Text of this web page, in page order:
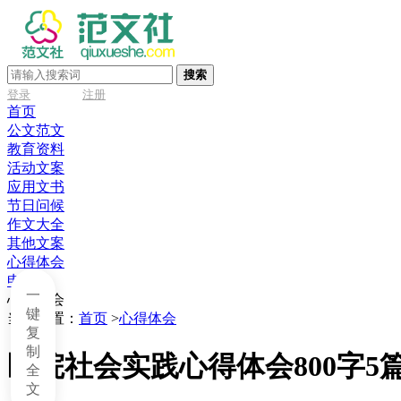
搜索
登录
注册
首页
公文范文
教育资料
活动文案
应用文书
节日问候
作文大全
其他文案
心得体会
申请书
心得体会
当前位置： 首页 >心得体会
医院社会实践心得体会800字5
一
键
复
制
全
文